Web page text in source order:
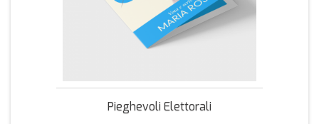
Pieghevoli Elettorali